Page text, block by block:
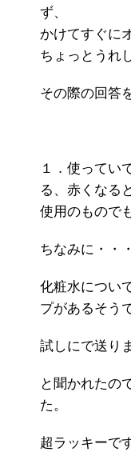
ず、
かけてすぐに
ちょっとうれ
その際の回答
１．使ってい
る、赤くなる
使用のもので
ちなみに・・・
化粧水につい
プがあるそう
試しにで送り
と聞かれたの
た。
超ラッキーで